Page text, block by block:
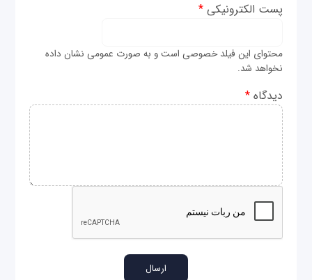
پست الکترونیکی*
محتوای این فیلد خصوصی است و به صورت عمومی نشان داده
نخواهد شد.
دیدگاه*